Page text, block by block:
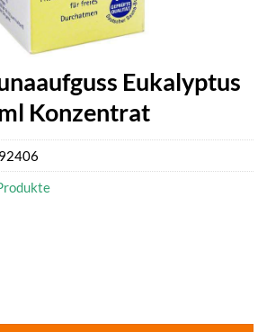
Eukalyptus
Konzentrat